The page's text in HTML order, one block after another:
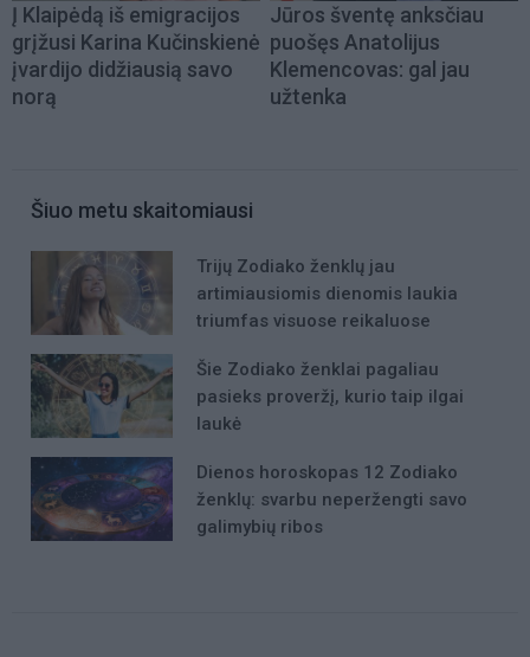
Į Klaipėdą iš emigracijos
grįžusi Karina Kučinskienė
įvardijo didžiausią savo
norą
Jūros šventę anksčiau
puošęs Anatolijus
Klemencovas: gal jau
užtenka
Šiuo metu skaitomiausi
Trijų Zodiako ženklų jau
artimiausiomis dienomis laukia
triumfas visuose reikaluose
Šie Zodiako ženklai pagaliau
pasieks proveržį, kurio taip ilgai
laukė
Dienos horoskopas 12 Zodiako
ženklų: svarbu neperžengti savo
galimybių ribos